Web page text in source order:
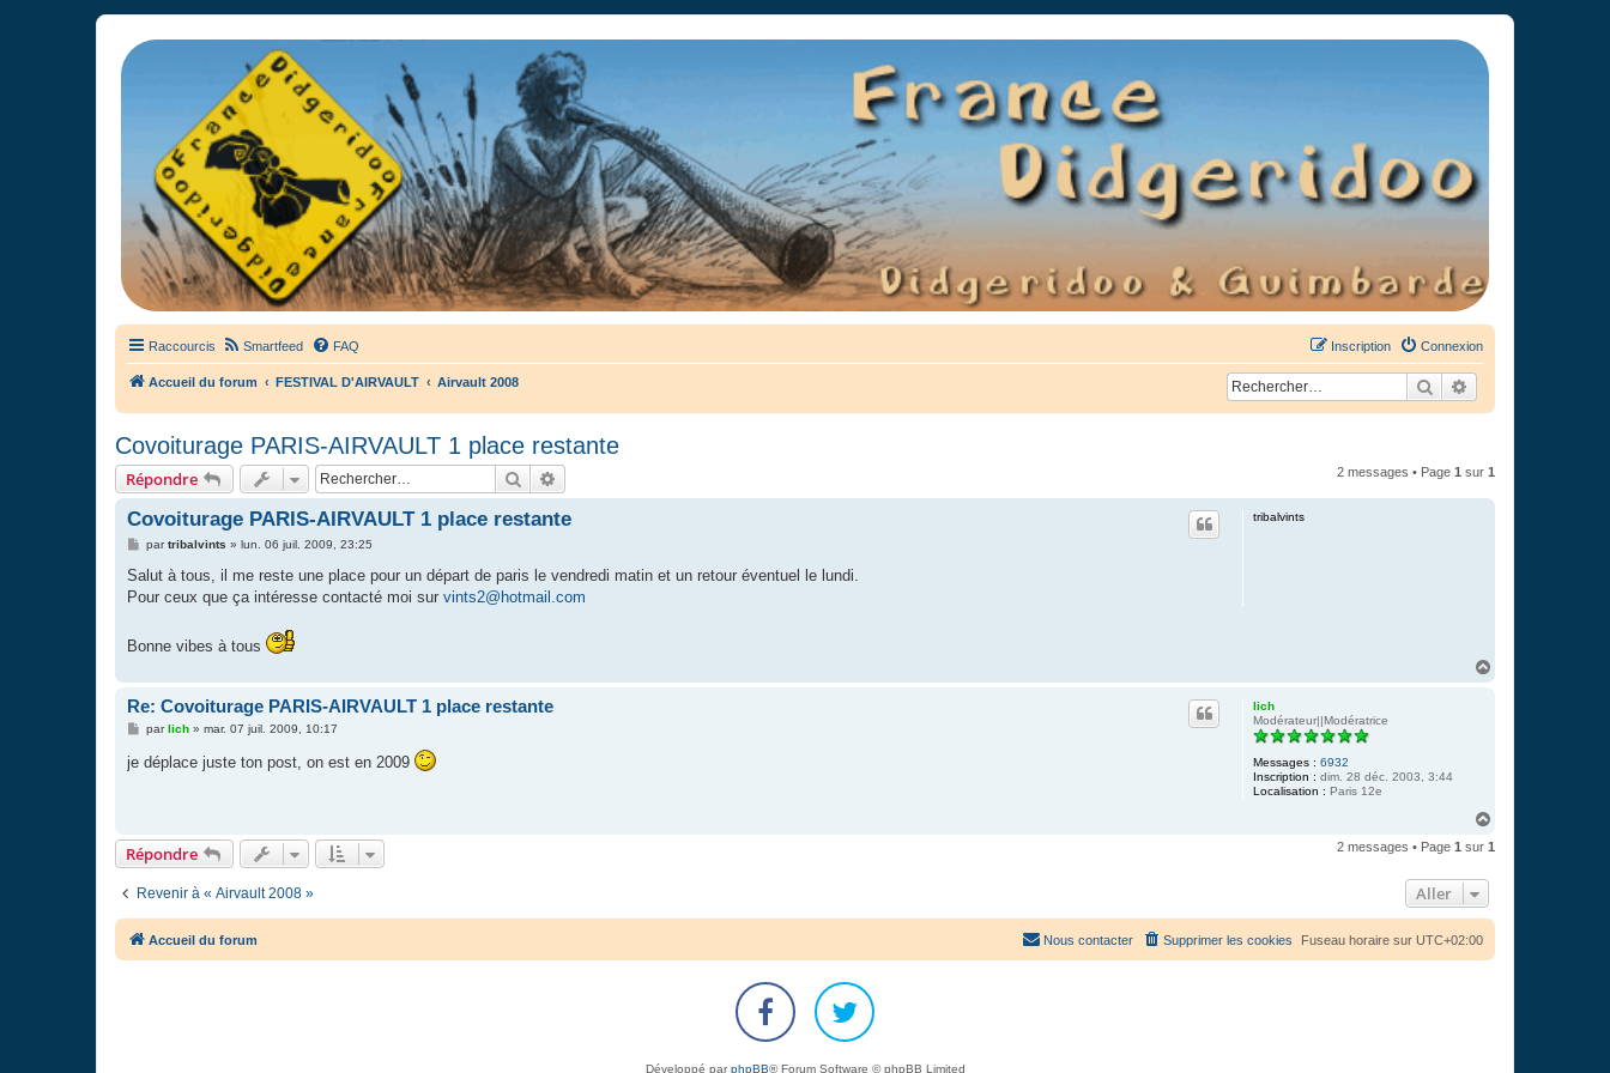
France Didgeridoo
Didgeridoo et Guimbarde sur France Didgeridoo - retrouvez la communauté.
Raccourcis Smartfeed FAQ Connexion
Inscription
Accueil du forum FESTIVAL D'AIRVAULT Airvault 2008 Rechercher
Covoiturage PARIS-AIRVAULT 1 place restante
Répondre Rechercher 2 messages • Page 1 sur 1
tribalvints
Covoiturage PARIS-AIRVAULT 1 place restante
M
s
a
partribalvints » lun. 06 juil. 2009, 23:25
Salut à tous, il me reste une place pour un départ de paris le vendredi matin et un retour éventuel le lundi.
Pour ceux que ça intéresse contacté moi sur vints2@hotmail.com
Bonne vibes à tous
lich
Modérateur||Modératrice
Messages : 6932
Inscription : dim. 28 déc. 2003, 3:44
Localisation : Paris 12e
Re: Covoiturage PARIS-AIRVAULT 1 place restante
M
s
s
par lich» mar. 07 juil. 2009, 10:17
je déplace juste ton post, on est en 2009
u
Répondre 2 messages • Page 1 sur 1
Revenir à « Airvault 2008 » Aller
Accueil du forum Fuseau horaire sur UTC+02:00
Supprimer les cookies
Nous contacter
Développé parphpBB® Forum Software © phpBB Limited